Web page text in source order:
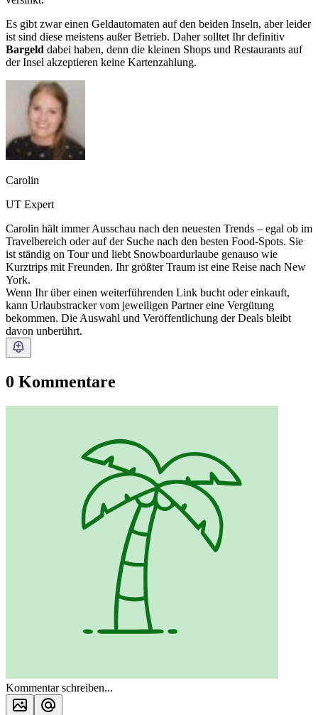
Es gibt zwar einen Geldautomaten auf den beiden Inseln, aber leider
ist sind diese meistens außer Betrieb. Daher solltet Ihr definitiv
Bargeld dabei haben, denn die kleinen Shops und Restaurants auf
der Insel akzeptieren keine Kartenzahlung.
Carolin
UT Expert
Carolin hält immer Ausschau nach den neuesten Trends – egal ob im
Travelbereich oder auf der Suche nach den besten Food-Spots. Sie
ist ständig on Tour und liebt Snowboardurlaube genauso wie
Kurztrips mit Freunden. Ihr größter Traum ist eine Reise nach New
York.
Wenn Ihr über einen weiterführenden Link bucht oder einkauft,
kann Urlaubstracker vom jeweiligen Partner eine Vergütung
bekommen. Die Auswahl und Veröffentlichung der Deals bleibt
davon unberührt.
0 Kommentare
Kommentar schreiben...